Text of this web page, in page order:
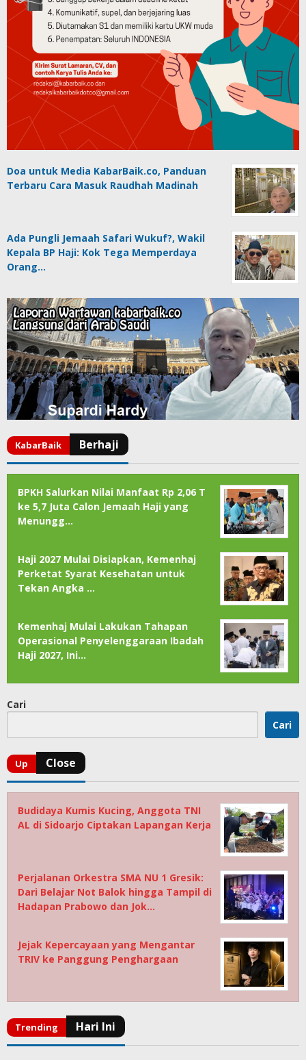
Doa untuk Media KabarBaik.co, Panduan
Terbaru Cara Masuk Raudhah Madinah
Ada Pungli Jemaah Safari Wukuf?, Wakil
Kepala BP Haji: Kok Tega Memperdaya
Orang…
BPKH Salurkan Nilai Manfaat Rp 2,06 T
ke 5,7 Juta Calon Jemaah Haji yang
Menungg…
Haji 2027 Mulai Disiapkan, Kemenhaj
Perketat Syarat Kesehatan untuk
Tekan Angka …
Kemenhaj Mulai Lakukan Tahapan
Operasional Penyelenggaraan Ibadah
Haji 2027, Ini…
Cari
Cari
Budidaya Kumis Kucing, Anggota TNI
AL di Sidoarjo Ciptakan Lapangan Kerja
Perjalanan Orkestra SMA NU 1 Gresik:
Dari Belajar Not Balok hingga Tampil di
Hadapan Prabowo dan Jok…
Jejak Kepercayaan yang Mengantar
TRIV ke Panggung Penghargaan